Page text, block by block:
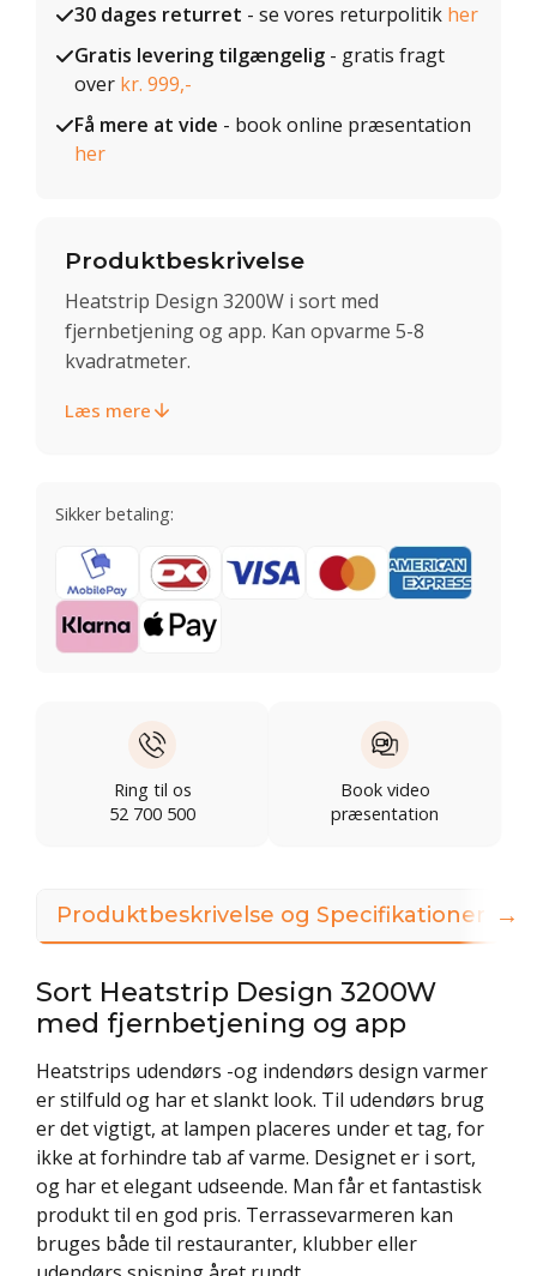
30 dages returret - se vores returpolitik her
Gratis levering tilgængelig - gratis fragt
over kr. 999,-
Få mere at vide - book online præsentation
her
Produktbeskrivelse
Heatstrip Design 3200W i sort med
fjernbetjening og app. Kan opvarme 5-8
kvadratmeter.
Læs mere
Sikker betaling:
Ring til os
52 700 500
Book video
præsentation
Produktbeskrivelse og Specifikationer
Sort Heatstrip Design 3200W
med fjernbetjening og app
Heatstrips udendørs -og indendørs design varmer
er stilfuld og har et slankt look. Til udendørs brug
er det vigtigt, at lampen placeres under et tag, for
ikke at forhindre tab af varme. Designet er i sort,
og har et elegant udseende. Man får et fantastisk
produkt til en god pris. Terrassevarmeren kan
bruges både til restauranter, klubber eller
→